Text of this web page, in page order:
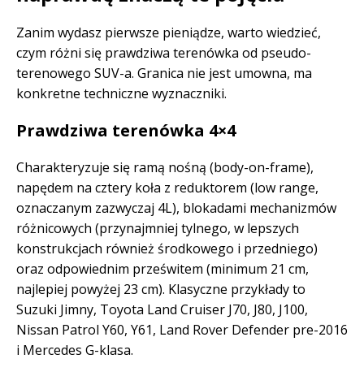
Zanim wydasz pierwsze pieniądze, warto wiedzieć,
czym różni się prawdziwa terenówka od pseudo-
terenowego SUV-a. Granica nie jest umowna, ma
konkretne techniczne wyznaczniki.
Prawdziwa terenówka 4×4
Charakteryzuje się ramą nośną (body-on-frame),
napędem na cztery koła z reduktorem (low range,
oznaczanym zazwyczaj 4L), blokadami mechanizmów
różnicowych (przynajmniej tylnego, w lepszych
konstrukcjach również środkowego i przedniego)
oraz odpowiednim prześwitem (minimum 21 cm,
najlepiej powyżej 23 cm). Klasyczne przykłady to
Suzuki Jimny, Toyota Land Cruiser J70, J80, J100,
Nissan Patrol Y60, Y61, Land Rover Defender pre-2016
i Mercedes G-klasa.